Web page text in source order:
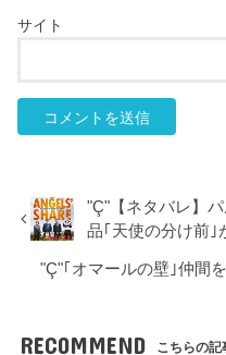
サイト
"Ç"【ネタバレ】
品｢天使の分け前｣
"Ç"｢オマールの壁｣仲間
RECOMMEND こちらの記